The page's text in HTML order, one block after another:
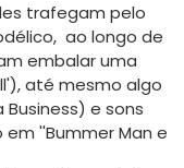
trafegam pelo
ao longo de
embalar uma
até mesmo algo
e sons
''Bummer Man e